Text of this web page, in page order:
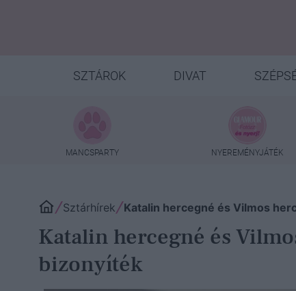
SZTÁROK DIVAT
MANCSPARTY NYEREMÉNYJÁTÉK
Sztárhírek Katalin hercegné és Vilmos
Katalin hercegné és
bizonyíték